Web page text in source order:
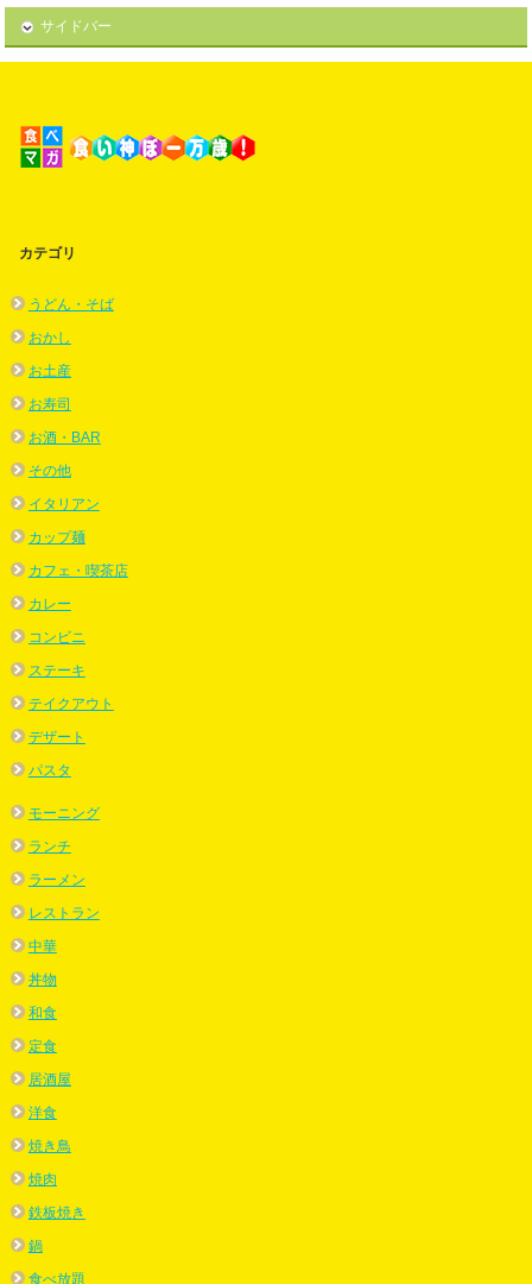
サイドバー
カテゴリ
うどん・そば
おかし
お土産
お寿司
お酒・BAR
その他
イタリアン
カップ麺
カフェ・喫茶店
カレー
コンビニ
ステーキ
テイクアウト
デザート
パスタ
モーニング
ランチ
ラーメン
レストラン
中華
丼物
和食
定食
居酒屋
洋食
焼き鳥
焼肉
鉄板焼き
鍋
食べ放題